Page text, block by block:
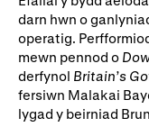
darn hwn o
operatig.
mewn pennod o
derfynol Britain’s
fersiwn Malakai
lygad y beirniad